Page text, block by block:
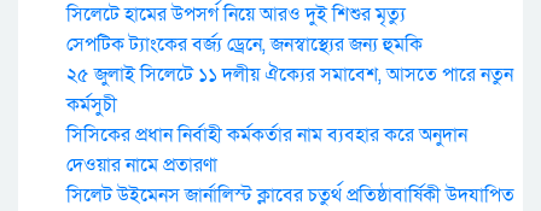
সিলেটে হামের উপসর্গ নিয়ে আরও দুই শিশুর মৃত্যু
সেপটিক ট্যাংকের বর্জ্য ড্রেনে, জনস্বাস্থ্যের জন্য হুমকি
২৫ জুলাই সিলেটে ১১ দলীয় ঐক্যের সমাবেশ, আসতে পারে নতুন
কর্মসুচী
সিসিকের প্রধান নির্বাহী কর্মকর্তার নাম ব্যবহার করে অনুদান
দেওয়ার নামে প্রতারণা
সিলেট উইমেনস জার্নালিস্ট ক্লাবের চতুর্থ প্রতিষ্ঠাবার্ষিকী উদযাপিত